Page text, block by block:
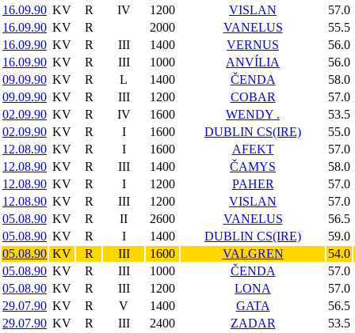
16.09.90 KV R IV 1200 VISLAN
57.0
16.09.90 KV R 2000 VANELUS
55.5
16.09.90 KV R III 1400 VERNUS
56.0
16.09.90 KV R III 1000 ANVÍLIA
56.0
09.09.90 KV R L 1400 ČENDA
58.0
09.09.90 KV R III 1200 COBAR
57.0
02.09.90 KV R IV 1600 WENDY .
53.5
02.09.90 KV R I 1600 DUBLIN CS(IRE)
55.0
12.08.90 KV R I 1600 AFEKT
57.0
12.08.90 KV R III 1400 ČAMYS
58.0
12.08.90 KV R I 1200 PAHER
57.0
12.08.90 KV R III 1200 VISLAN
57.0
05.08.90 KV R II 2600 VANELUS
56.5
05.08.90 KV R I 1400 DUBLIN CS(IRE)
59.0
05.08.90 KV R III 1600 VALGREN
54.0
05.08.90 KV R III 1000 ČENDA
57.0
05.08.90 KV R III 1200 LONA
57.0
29.07.90 KV R V 1400 GATA
56.5
29.07.90 KV R III 2400 ZADAR
53.5